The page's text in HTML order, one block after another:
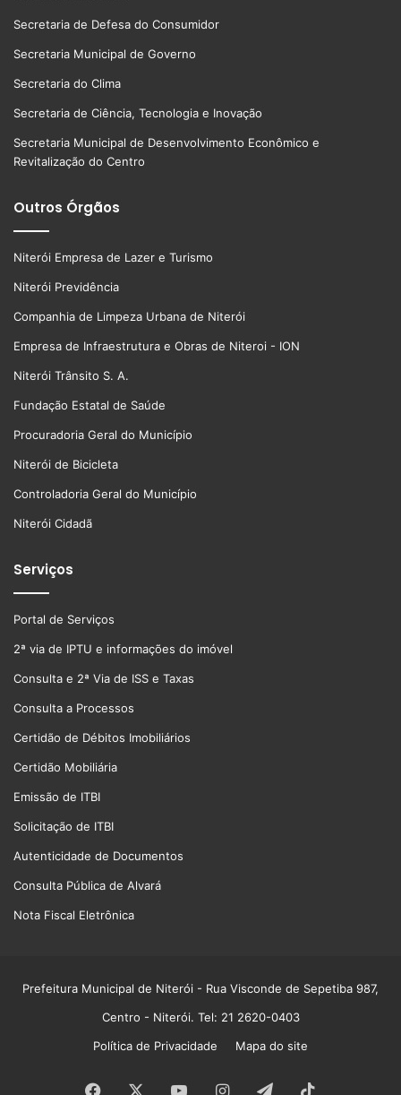
Secretaria de Defesa do Consumidor
Secretaria Municipal de Governo
Secretaria do Clima
Secretaria de Ciência, Tecnologia e Inovação
Secretaria Municipal de Desenvolvimento Econômico e
Revitalização do Centro
Outros Órgãos
Niterói Empresa de Lazer e Turismo
Niterói Previdência
Companhia de Limpeza Urbana de Niterói
Empresa de Infraestrutura e Obras de Niteroi - ION
Niterói Trânsito S. A.
Fundação Estatal de Saúde
Procuradoria Geral do Município
Niterói de Bicicleta
Controladoria Geral do Município
Niterói Cidadã
Serviços
Portal de Serviços
2ª via de IPTU e informações do imóvel
Consulta e 2ª Via de ISS e Taxas
Consulta a Processos
Certidão de Débitos Imobiliários
Certidão Mobiliária
Emissão de ITBI
Solicitação de ITBI
Autenticidade de Documentos
Consulta Pública de Alvará
Nota Fiscal Eletrônica
Prefeitura Municipal de Niterói - Rua Visconde de Sepetiba 987,
Centro - Niterói. Tel: 21 2620-0403
Política de Privacidade
Mapa do site
Facebook YouTubeInstagram
Telegram